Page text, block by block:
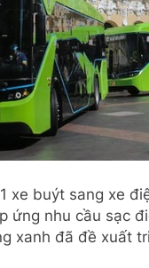
xe buýt sang xe
ứng nhu cầu sạc
xanh đã đề xuất